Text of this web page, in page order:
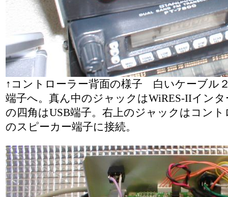
↑コントローラー背面の様子 白いケーブル
端子へ。真ん中のジャックはWiRES-IIイン
の四角はUSB端子。右上のジャックはコント
のスピーカー端子に接続。